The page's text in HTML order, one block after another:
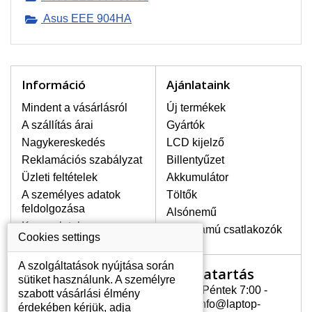
LEGMAGASABB MINŐSÉGŰ
kijelzőket tartunk, amelyek a
jótállás egész ideje alatt a pixelek
hibásodása nélkül, teljesítik az
A+ minőségi kategória igényes
HOGYAN TUDJA MEGÁLLAPÍTANI
MILYEN KIJELZŐ SZÜKSÉGES A
LAPTOPJÁHOZ?
A kijelzőt a laptop modeljle alapján lehet
kikeresni, amely megjelölés megtalálható
a laptop alulsó részén található címkén
vagy az akkumulátor alatt. Rendszerint
ábrázolva van egy keretben vagy a
billentyűzetnél a vázon is. Abban az
esetben, amennyiben a sérült vagy
megrepedt kijelző le van szerelve, a típus
megjelölését megtalálhatja a kijelző
Asus EEE 904HA
Információ
Mindent a vásárlásról
A szállítás árai
Nagykereskedés
Reklamációs szabályzat
Üzleti feltételek
A személyes adatok
feldolgozása
Kapcsolatok
Ajánlataink
Új termékek
Gyártók
LCD kijelző
Billentyűzet
Akkumulátor
Töltők
Alsónemű
Erősáramú csatlakozók
Az Ön számlája
Az Ön számlája
Nyitvatartás
Hétfõ - Péntek 7:00 -
15:30 info@laptop-
Cookies settings
A szolgáltatások nyújtása során
sütiket használunk. A személyre
szabott vásárlási élmény
érdekében kérjük, adja